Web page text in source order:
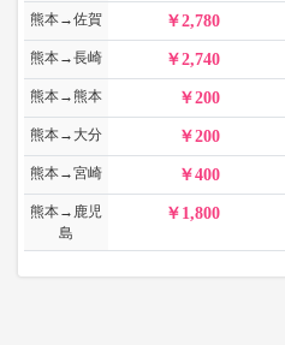
熊本→佐賀 2,780
熊本→長崎 2,740
熊本→熊本 200
熊本→大分 200
熊本→宮崎 400
熊本→鹿児
島
1,800